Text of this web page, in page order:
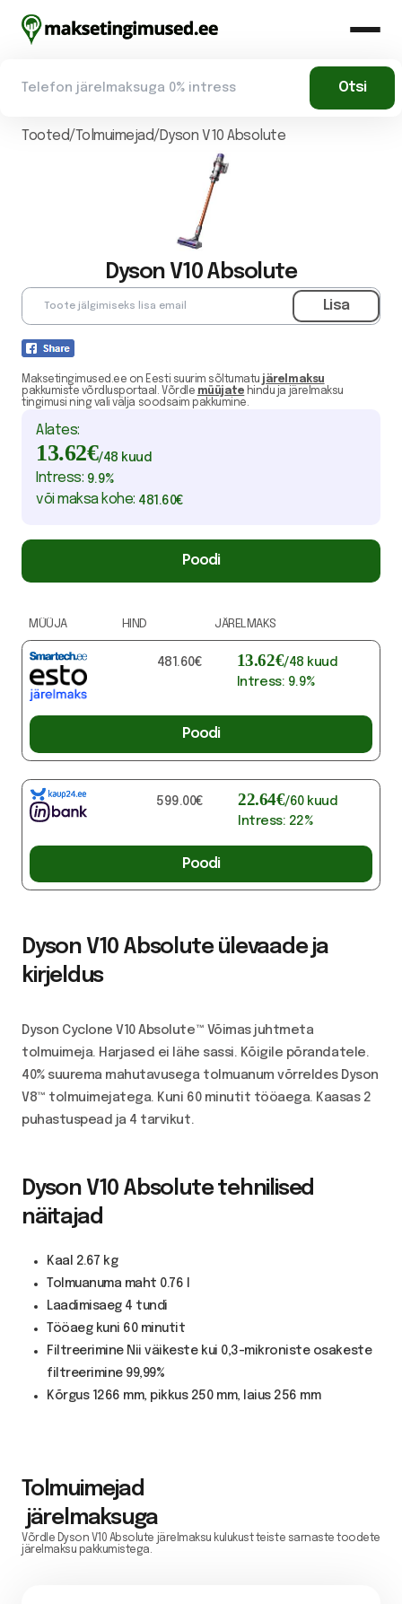
Tooted/Tolmuimejad/Dyson V10 Absolute
Dyson V10 Absolute
Maksetingimused.ee on Eesti suurim sõltumatu järelmaksu
pakkumiste võrdlusportaal. Võrdle müüjate hindu ja järelmaksu
tingimusi ning vali välja soodsaim pakkumine.
Alates:
13.62€/48 kuud
Intress: 9.9%
või maksa kohe: 481.60€
Poodi
MÜÜJA HIND JÄRELMAKS
481.60€ 13.62€/48 kuud
Intress: 9.9%
Poodi
599.00€ 22.64€/60kuud
Intress: 22%
Poodi
Dyson V10 Absolute ülevaade ja
kirjeldus
Dyson Cyclone V10 Absolute™ Võimas juhtmeta
tolmuimeja. Harjased ei lähe sassi. Kõigile põrandatele.
40% suurema mahutavusega tolmuanum võrreldes Dyson
V8™ tolmuimejatega. Kuni 60 minutit tööaega. Kaasas 2
puhastuspead ja 4 tarvikut.
Dyson V10 Absolute tehnilised
näitajad
Kaal 2.67 kg
Tolmuanuma maht 0.76 l
Laadimisaeg 4 tundi
Tööaeg kuni 60 minutit
Filtreerimine Nii väikeste kui 0,3-mikroniste osakeste
filtreerimine 99,99%
Kõrgus 1266 mm, pikkus 250 mm, laius 256 mm
Tolmuimejad
järelmaksuga
Võrdle Dyson V10 Absolute järelmaksu kulukust teiste sarnaste toodete
järelmaksu pakkumistega.